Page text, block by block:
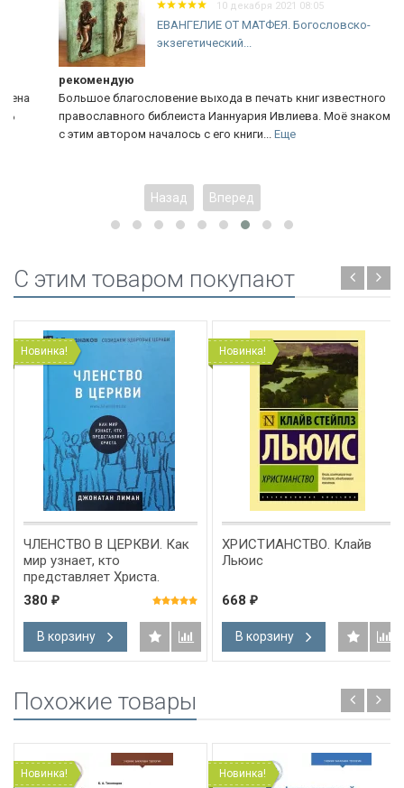
10 декабря 2021 08:05
ЕВАНГЕЛИЕ ОТ МАТФЕЯ. Богословско-
экзегетический...
рекомендую
Большое благословение выхода в печать книг известного
православного библеиста Ианнуария Ивлиева. Моё знакомство
с этим автором началось с его книги...Еще
Назад Вперед
C этим товаром покупают
Новинка!
ЧЛЕНСТВО В ЦЕРКВИ. Как
мир узнает, кто
представляет Христа.
Джонатан Лиман /СЕРИЯ
Созидаем здоровые
церкви/
380 ₽
В корзину
Новинка!
ХРИСТИАНСТВО. Клайв
Льюис
668 ₽
В корзину
Похожие товары
Новинка! Новинка!